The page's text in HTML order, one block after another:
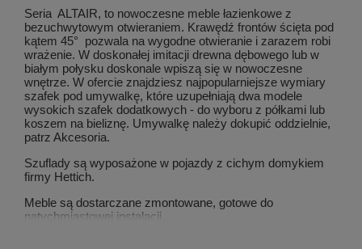
Seria ALTAIR, to nowoczesne meble łazienkowe z
bezuchwytowym otwieraniem. Krawędź frontów ścięta pod
kątem 45° pozwala na wygodne otwieranie i zarazem robi
wrażenie. W doskonałej imitacji drewna dębowego lub w
białym połysku doskonale wpiszą się w nowoczesne
wnętrze. W ofercie znajdziesz najpopularniejsze wymiary
szafek pod umywalkę, które uzupełniają dwa modele
wysokich szafek dodatkowych - do wyboru z półkami lub
koszem na bieliznę. Umywalkę należy dokupić oddzielnie,
patrz Akcesoria.
Szuflady są wyposażone w pojazdy z cichym domykiem
firmy Hettich.
Meble są dostarczane zmontowane, gotowe do
natychmiastowej instalacji.